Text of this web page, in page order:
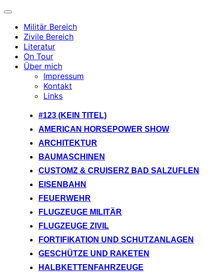
Navigation
umschalten
Militär Bereich
Zivile Bereich
Literatur
On Tour
Über mich
Impressum
Kontakt
Links
springen
#123 (KEIN TITEL)
AMERICAN HORSEPOWER SHOW
ARCHITEKTUR
BAUMASCHINEN
CUSTOMZ & CRUISERZ BAD SALZUFLEN
EISENBAHN
FEUERWEHR
FLUGZEUGE MILITÄR
FLUGZEUGE ZIVIL
FORTIFIKATION UND SCHUTZANLAGEN
GESCHÜTZE UND RAKETEN
HALBKETTENFAHRZEUGE